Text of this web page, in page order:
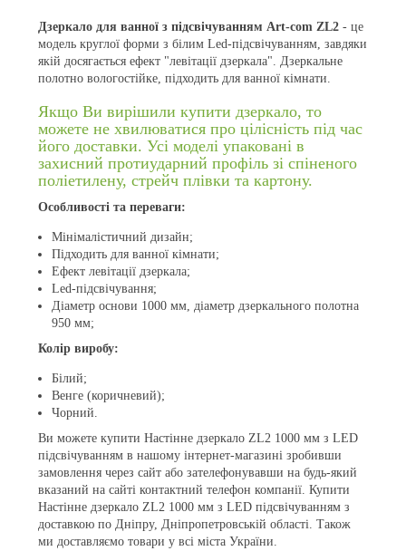
Дзеркало для ванної з підсвічуванням Art-com ZL2 - це
модель круглої форми з білим Led-підсвічуванням, завдяки
якій досягається ефект "левітації дзеркала". Дзеркальне
полотно вологостійке, підходить для ванної кімнати.
Якщо Ви вирішили купити дзеркало, то
можете не хвилюватися про цілісність під час
його доставки. Усі моделі упаковані в
захисний протиударний профіль зі спіненого
поліетилену, стрейч плівки та картону.
Особливості та переваги:
Мінімалістичний дизайн;
Підходить для ванної кімнати;
Ефект левітації дзеркала;
Led-підсвічування;
Діаметр основи 1000 мм, діаметр дзеркального полотна
950 мм;
Колір виробу:
Білий;
Венге (коричневий);
Чорний.
Ви можете купити Настінне дзеркало ZL2 1000 мм з LED
підсвічуванням в нашому інтернет-магазині зробивши
замовлення через сайт або зателефонувавши на будь-який
вказаний на сайті контактний телефон компанії. Купити
Настінне дзеркало ZL2 1000 мм з LED підсвічуванням з
доставкою по Дніпру, Дніпропетровській області. Також
ми доставляємо товари у всі міста України.